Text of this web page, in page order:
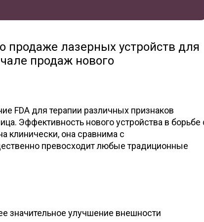
продаже лазерных устройств для
продаж нового
FDA для терапии различных признаков
Эффективность нового устройства в борьбе
клинически, она сравнима с
превосходит любые традиционные
значительное улучшение внешности